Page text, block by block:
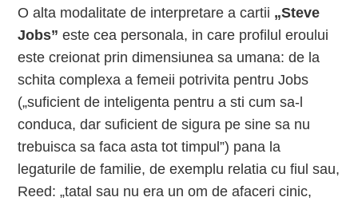
O alta modalitate de interpretare a cartii „Steve
Jobs” este cea personala, in care profilul eroului
este creionat prin dimensiunea sa umana: de la
schita complexa a femeii potrivita pentru Jobs
(„suficient de inteligenta pentru a sti cum sa-l
conduca, dar suficient de sigura pe sine sa nu
trebuisca sa faca asta tot timpul”) pana la
legaturile de familie, de exemplu relatia cu fiul sau,
Reed: „tatal sau nu era un om de afaceri cinic,